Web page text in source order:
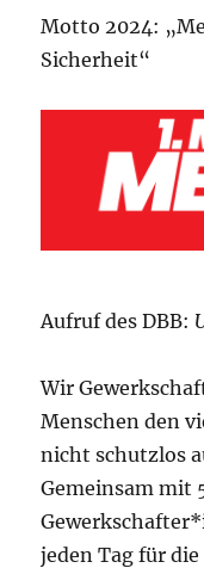
Motto 2024:
Sicherheit“
Aufruf des DBB:
Wir
Menschen den
nicht schutzlos
Gemeinsam mit
jeden Tag für